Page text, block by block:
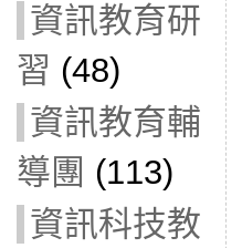
資訊教育研
習 (48)
資訊教育輔
導團 (113)
資訊科技教